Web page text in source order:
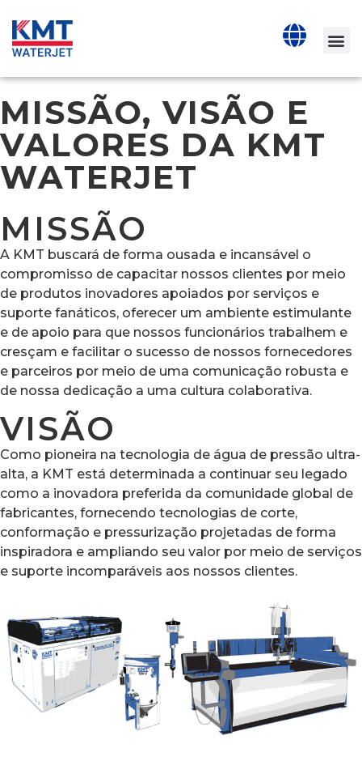
MISSÃO, VISÃO E
VALORES DA KMT
WATERJET
MISSÃO
A KMT buscará de forma ousada e incansável o
compromisso de capacitar nossos clientes por meio
de produtos inovadores apoiados por serviços e
suporte fanáticos, oferecer um ambiente estimulante
e de apoio para que nossos funcionários trabalhem e
cresçam e facilitar o sucesso de nossos fornecedores
e parceiros por meio de uma comunicação robusta e
de nossa dedicação a uma cultura colaborativa.
VISÃO
Como pioneira na tecnologia de água de pressão ultra-
alta, a KMT está determinada a continuar seu legado
como a inovadora preferida da comunidade global de
fabricantes, fornecendo tecnologias de corte,
conformação e pressurização projetadas de forma
inspiradora e ampliando seu valor por meio de serviços
e suporte incomparáveis aos nossos clientes.